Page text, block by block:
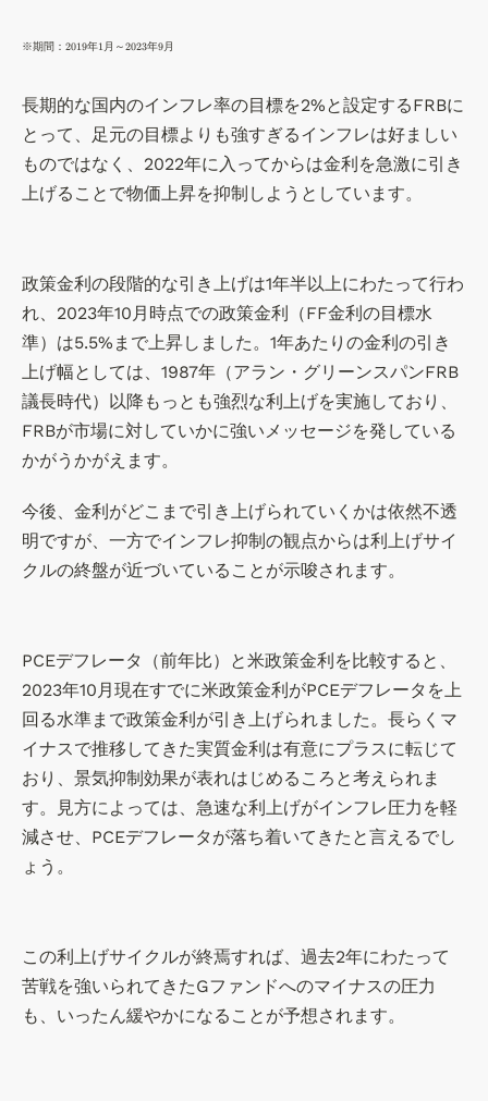
※
o
o
m
be
rg
ー
タ
を
元
に
(
株
)s
te
n
キ
ャ
ル
・
マ
ネ
ジ
メ
ン
ト
作
\t
y
※
期
間
：
9
年
1
月
～
2
0
2
年
9
月
※期間： 2019年1月～2023年9月
長期的な国内のインフレ率の目標を2%と設定するFRBに
とって、足元の目標よりも強すぎるインフレは好ましい
ものではなく、2022年に入ってからは金利を急激に引き
上げることで物価上昇を抑制しようとしています。
政策金利の段階的な引き上げは1年半以上にわたって行わ
れ、2023年10月時点での政策金利（FF金利の目標水
準）は5.5%まで上昇しました。1年あたりの金利の引き
上げ幅としては、1987年（アラン・グリーンスパンFRB
議長時代）以降もっとも強烈な利上げを実施しており、
FRBが市場に対していかに強いメッセージを発している
かがうかがえます。
今後、金利がどこまで引き上げられていくかは依然不透
明ですが、一方でインフレ抑制の観点からは利上げサイ
クルの終盤が近づいていることが示唆されます。
PCEデフレータ（前年比）と米政策金利を比較すると、
2023年10月現在すでに米政策金利がPCEデフレータを上
回る水準まで政策金利が引き上げられました。長らくマ
イナスで推移してきた実質金利は有意にプラスに転じて
おり、景気抑制効果が表れはじめるころと考えられま
す。見方によっては、急速な利上げがインフレ圧力を軽
減させ、PCEデフレータが落ち着いてきたと言えるでし
ょう。
この利上げサイクルが終焉すれば、過去2年にわたって
苦戦を強いられてきたGファンドへのマイナスの圧力
も、いったん緩やかになることが予想されます。